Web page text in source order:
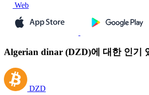
Web
Algerian dinar (DZD)에 대한 인기
DZD